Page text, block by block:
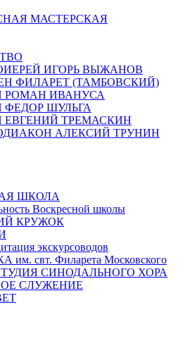
МАСТЕРСКАЯ
ИГОРЬ ВЫЖАНОВ
ФИЛАРЕТ (ТАМБОВСКИЙ)
РОМАН ИВАНУСА
ФЕДОР ШУЛЬГА
ЕВГЕНИЙ ТРЕМАСКИН
АЛЕКСИЙ ТРУНИН
ШКОЛА
Воскресной школы
КРУЖОК
экскурсоводов
свт. Филарета Московского
СИНОДАЛЬНОГО ХОРА
СЛУЖЕНИЕ